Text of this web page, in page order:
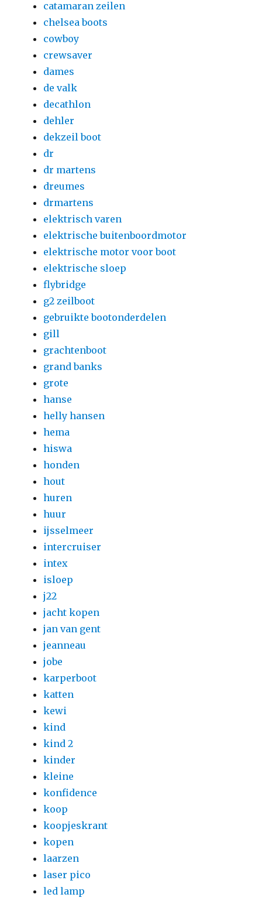
catamaran zeilen
chelsea boots
cowboy
crewsaver
dames
de valk
decathlon
dehler
dekzeil boot
dr
dr martens
dreumes
drmartens
elektrisch varen
elektrische buitenboordmotor
elektrische motor voor boot
elektrische sloep
flybridge
g2 zeilboot
gebruikte bootonderdelen
gill
grachtenboot
grand banks
grote
hanse
helly hansen
hema
hiswa
honden
hout
huren
huur
ijsselmeer
intercruiser
intex
isloep
j22
jacht kopen
jan van gent
jeanneau
jobe
karperboot
katten
kewi
kind
kind 2
kinder
kleine
konfidence
koop
koopjeskrant
kopen
laarzen
laser pico
led lamp